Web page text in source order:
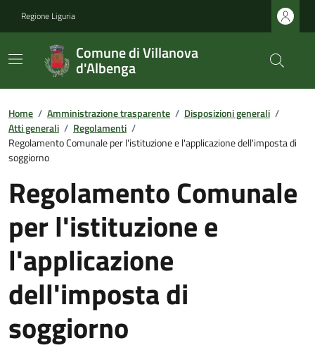
Regione Liguria
Comune di Villanova
d'Albenga
Home / Amministrazione trasparente / Disposizioni generali /
Atti generali / Regolamenti /
Regolamento Comunale per l'istituzione e l'applicazione dell'imposta di
soggiorno
Regolamento Comunale
per l'istituzione e
l'applicazione
dell'imposta di
soggiorno